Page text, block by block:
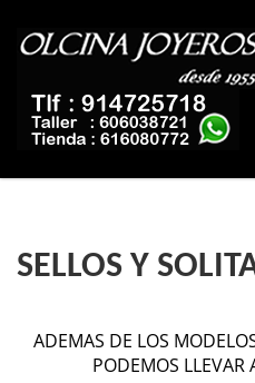
SELLOS Y
ADEMAS DE LOS
PODEMOS LLEVAR